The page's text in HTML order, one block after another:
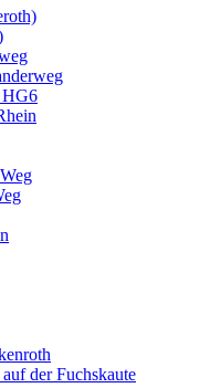
HG6
der Fuchskaute